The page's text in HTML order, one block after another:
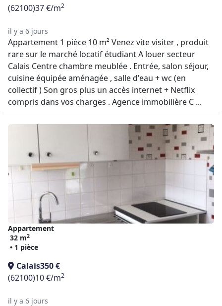
(62100)37 €/m2
il y a 6 jours
Appartement 1 pièce 10 m² Venez vite visiter , produit
rare sur le marché locatif étudiant A louer secteur
Calais Centre chambre meublée . Entrée, salon séjour,
cuisine équipée aménagée , salle d'eau + wc (en
collectif ) Son gros plus un accès internet + Netflix
compris dans vos charges . Agence immobilière C ...
Appartement
32 m2
• 1 pièce
Calais350 €
(62100)10 €/m2
il y a 6 jours